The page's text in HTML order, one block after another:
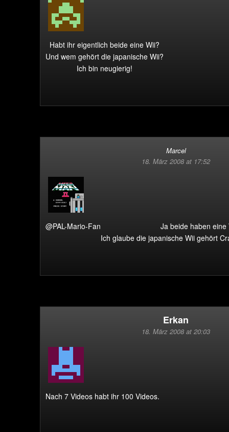
Habt ihr eigentlich beide eine Wii?
Und wem gehört die japanische Wii?
Ich bin neugierig!
Marcel
18. März 2008 at 17:52
@PAL-Mario-Fan
Ja beide haben eine
Ich glaube die japanische Wii gehört
Erkan
18. März 2008 at 20:03
Nach 7 Videos habt ihr 100 Videos.